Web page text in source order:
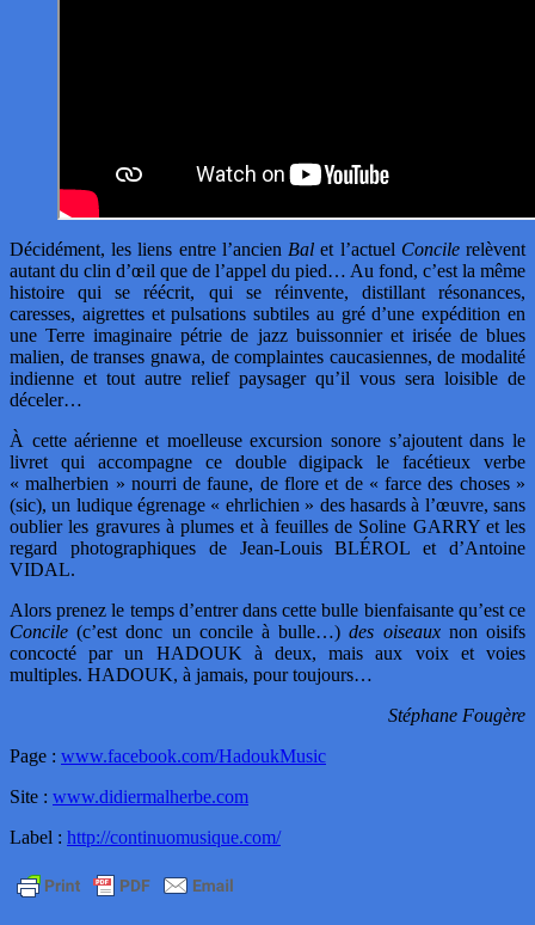
Décidément, les liens entre l’ancien Bal et l’actuel Concilerelèvent
autant du clin d’œil que de l’appel du pied… Au fond, c’est la même
histoire qui se réécrit, qui se réinvente, distillant résonances,
caresses, aigrettes et pulsations subtiles au gré d’une expédition en
une Terre imaginaire pétrie de jazz buissonnier et irisée de blues
malien, de transes gnawa, de complaintes caucasiennes, de modalité
indienne et tout autre relief paysager qu’il vous sera loisible de
déceler…
À cette aérienne et moelleuse excursion sonore s’ajoutent dans le
livret qui accompagne ce double digipack le facétieux verbe
« malherbien » nourri de faune, de flore et de « farce des choses »
(sic), un ludique égrenage « ehrlichien » des hasards à l’œuvre, sans
oublier les gravures à plumes et à feuilles de Soline GARRY et les
regard photographiques de Jean-Louis BLÉROL et d’Antoine
VIDAL.
Alors prenez le temps d’entrer dans cette bulle bienfaisante qu’est ce
Concile (c’est donc un concile à bulle…)des oiseauxnon oisifs
concocté par un HADOUK à deux, mais aux voix et voies
multiples. HADOUK, à jamais, pour toujours…
Stéphane Fougère
Page : www.facebook.com/HadoukMusic
Site : www.didiermalherbe.com
Label : http://continuomusique.com/